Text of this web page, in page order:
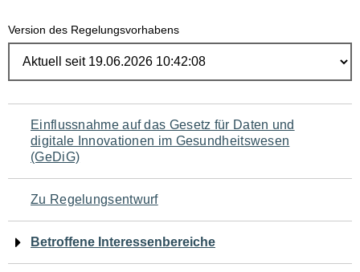
Version des Regelungsvorhabens
Navigation
für
den
Seiteninhalt
Einflussnahme auf das Gesetz für Daten und
digitale Innovationen im Gesundheitswesen
(GeDiG)
Zu Regelungsentwurf
Betroffene Interessenbereiche